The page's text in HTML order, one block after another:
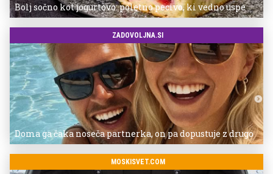
Bolj sočno kot jogurtovo: poletno pecivo, ki vedno uspe
ZADOVOLJNA.SI
Doma ga čaka noseča partnerka, on pa dopustuje z drugo
MOSKISVET.COM